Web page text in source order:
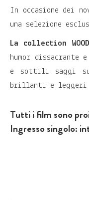
In occasione dei
una selezione
La collection
humor
e sottili saggi
brillanti e leggeri
Tutti i film sono
Ingresso singolo: